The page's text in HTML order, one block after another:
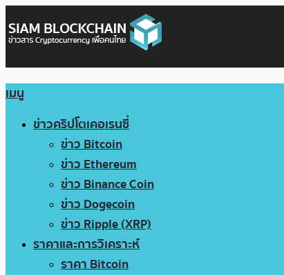
เมนู
ข่าวคริปโตเคอเรนซี่
ข่าว Bitcoin
ข่าว Ethereum
ข่าว Binance Coin
ข่าว Dogecoin
ข่าว Ripple (XRP)
ราคาและการวิเคราะห์
ราคา Bitcoin